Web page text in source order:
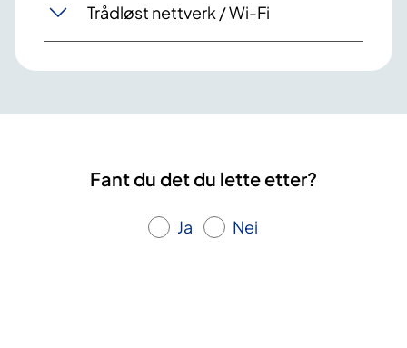
Trådløst nettverk / Wi-Fi
Fant du det du lette etter?
Ja Nei